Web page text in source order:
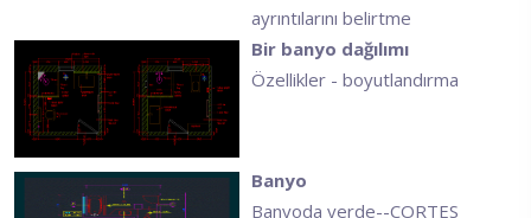
ayrıntılarını belirtme
Bir banyo dağılımı
Özellikler - boyutlandırma
Banyo
Banyoda yerde--CORTES